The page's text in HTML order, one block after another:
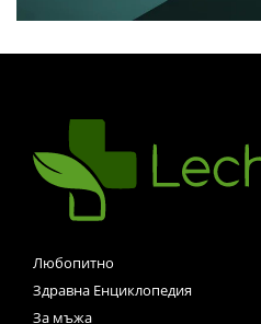
Любопитно
Здравна Енциклопедия
За мъжа